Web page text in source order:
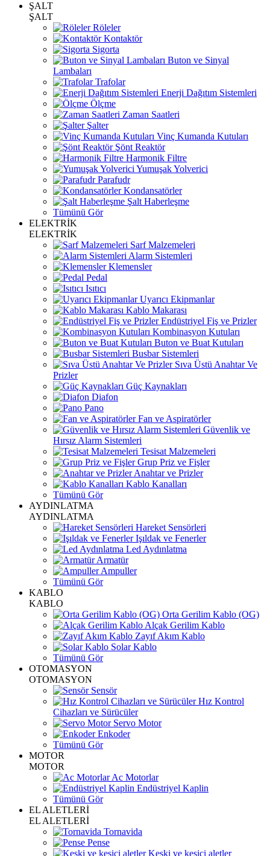
ŞALT
ŞALT
Röleler
Kontaktör
Sigorta
Buton ve Sinyal
Lambaları
Trafolar
Enerji Dağıtım Sistemleri
Ölçme
Zaman Saatleri
Şalter
Vinç Kumanda Kutuları
Şönt Reaktör
Harmonik Filtre
Yumuşak Yolverici
Parafudr
Kondansatörler
Şalt Haberleşme
Tümünü Gör
ELEKTRİK
ELEKTRİK
Sarf Malzemeleri
Alarm Sistemleri
Klemensler
Pedal
Isıtıcı
Uyarıcı Ekipmanlar
Kablo Makarası
Endüstriyel Fiş ve Prizler
Kombinasyon Kutuları
Buton ve Buat Kutuları
Busbar Sistemleri
Sıva Üstü Anahtar Ve
Prizler
Güç Kaynakları
Diafon
Pano
Fan ve Aspiratörler
Güvenlik ve
Hırsız Alarm Sistemleri
Tesisat Malzemeleri
Grup Priz ve Fişler
Anahtar ve Prizler
Kablo Kanalları
Tümünü Gör
AYDINLATMA
AYDINLATMA
Hareket Sensörleri
Işıldak ve Fenerler
Led Aydınlatma
Armatür
Ampuller
Tümünü Gör
KABLO
KABLO
Orta Gerilim Kablo (OG)
Alçak Gerilim Kablo
Zayıf Akım Kablo
Solar Kablo
Tümünü Gör
OTOMASYON
OTOMASYON
Sensör
Hız Kontrol
Cihazları ve Sürücüler
Servo Motor
Enkoder
Tümünü Gör
MOTOR
MOTOR
Ac Motorlar
Endüstriyel Kaplin
Tümünü Gör
EL ALETLERİ
EL ALETLERİ
Tornavida
Pense
Keski ve kesici aletler